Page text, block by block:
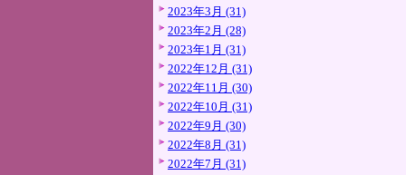
2023年3月 (31)
2023年2月 (28)
2023年1月 (31)
2022年12月 (31)
2022年11月 (30)
2022年10月 (31)
2022年9月 (30)
2022年8月 (31)
2022年7月 (31)